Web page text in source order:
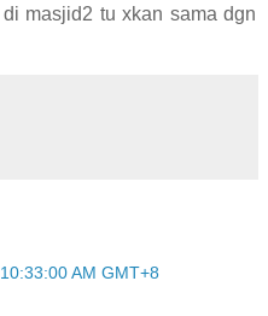
masjid2 tu xkan sama dgn
AM GMT+8